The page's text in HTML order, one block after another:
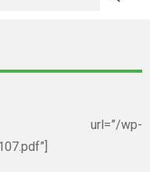
url=”/wp-